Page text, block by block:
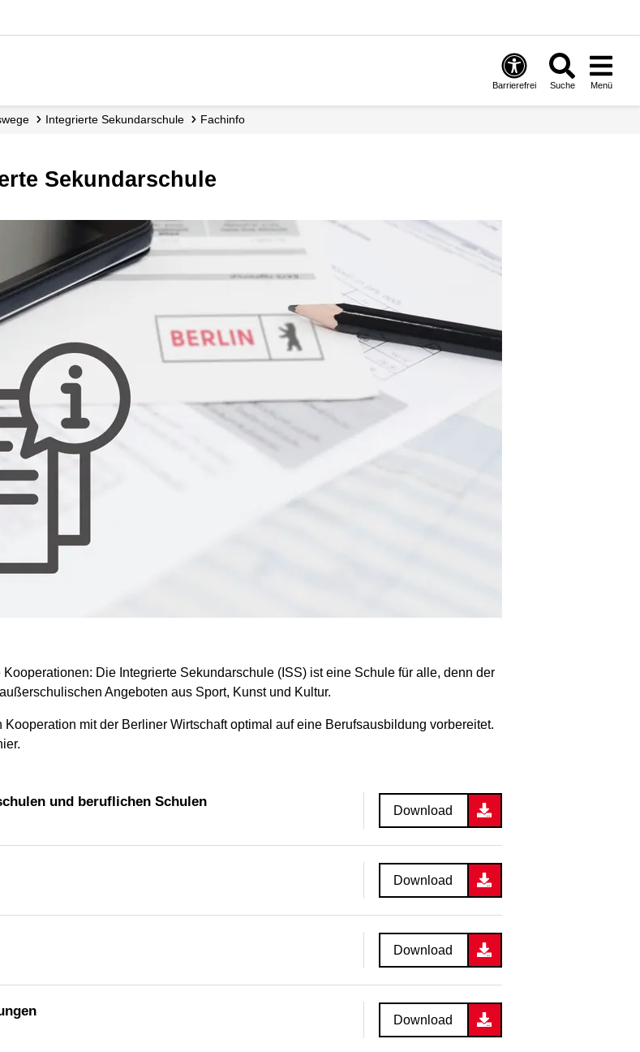
Barrierefrei Suche Menü
Integrierte Sekundarschule Fachinfo
Sekundarschule
Die Integrierte Sekundarschule (ISS) ist eine Schule für alle, denn der
Angeboten aus Sport, Kunst und Kultur.
mit der Berliner Wirtschaft optimal auf eine Berufsausbildung vorbereitet.
und beruflichen Schulen
Download
Download
Download
Download